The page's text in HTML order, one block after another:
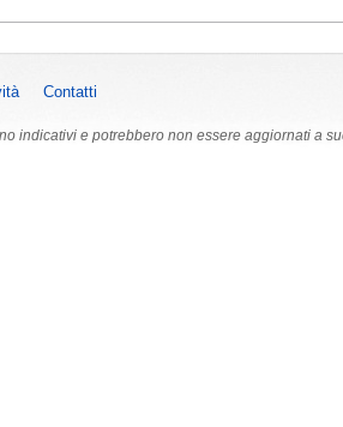
Contatti
indicativi e potrebbero non essere aggiornati a